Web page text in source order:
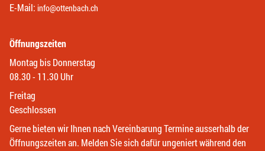
E-Mail: info@ottenbach.ch
Öffnungszeiten
Montag bis Donnerstag
08.30 - 11.30 Uhr
Freitag
Geschlossen
Gerne bieten wir Ihnen nach Vereinbarung Termine ausserhalb der
Öffnungszeiten an. Melden Sie sich dafür ungeniert während den